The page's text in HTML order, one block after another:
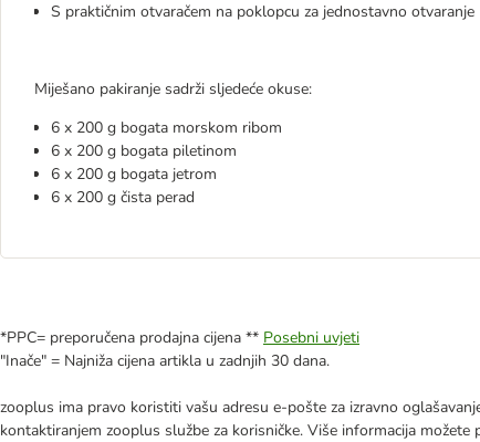
S praktičnim otvaračem na poklopcu za jednostavno otvaranje
Miješano pakiranje sadrži sljedeće okuse:
6 x 200 g bogata morskom ribom
6 x 200 g bogata piletinom
6 x 200 g bogata jetrom
6 x 200 g čista perad
*PPC= preporučena prodajna cijena ** Posebni uvjeti
"Inače" = Najniža cijena artikla u zadnjih 30 dana.
zooplus ima pravo koristiti vašu adresu e-pošte za izravno
kontaktiranjem zooplus službe za korisničke. Više informacija možete